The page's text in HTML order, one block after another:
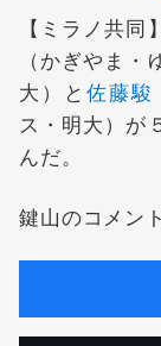
【ミラノ共
（かぎやま
大）と 佐藤駿
ス・明大）が
んだ。
鍵山のコメン